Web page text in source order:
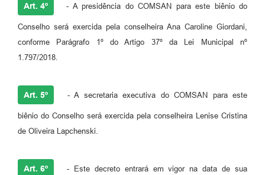
Art. 4º - A presidência do COMSAN para este biênio do
Conselho será exercida pela conselheira Ana Caroline Giordani,
conforme Parágrafo 1º do Artigo 37º da Lei Municipal nº
1.797/2018.
Art. 5º - A secretaria executiva do COMSAN para este
biênio do Conselho será exercida pela conselheira Lenise Cristina
de Oliveira Lapchenski.
Art. 6º - Este decreto entrará em vigor na data de sua